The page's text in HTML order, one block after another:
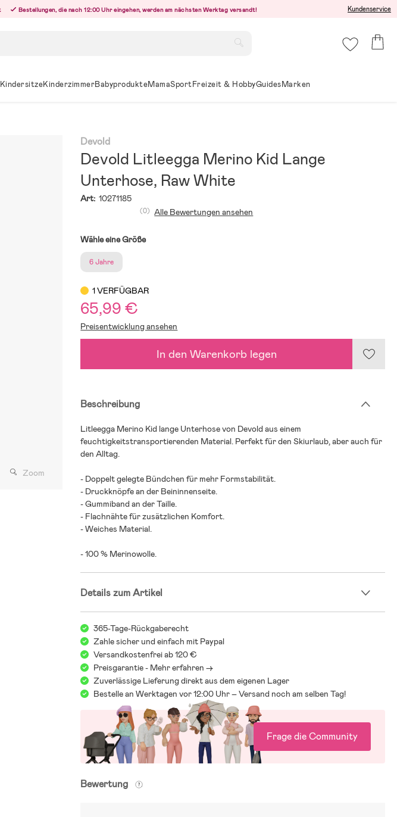
Bestellungen, die nach 12:00 Uhr eingehen, werden am nächsten Werktag versandt! Kundenservice
KindersitzeKinderzimmerBabyprodukteMamaSportFreizeit & HobbyGuidesMarken
Zoom
Devold
Devold Litleegga Merino Kid Lange
Unterhose, Raw White
Art: 10271185
(0) Alle Bewertungen ansehen
Wähle eine Größe
6 Jahre
1 VERFÜGBAR
65,99 €
Preisentwicklung ansehen
In den Warenkorb legen
Beschreibung
Litleegga Merino Kid lange Unterhose von Devold aus einem
feuchtigkeitstransportierenden Material. Perfekt für den Skiurlaub, aber auch für
den Alltag.
- Doppelt gelegte Bündchen für mehr Formstabilität.
- Druckknöpfe an der Beininnenseite.
- Gummiband an der Taille.
- Flachnähte für zusätzlichen Komfort.
- Weiches Material.
- 100 % Merinowolle.
Details zum Artikel
365-Tage-Rückgaberecht
Zahle sicher und einfach mit Paypal
Versandkostenfrei ab 120 €
Preisgarantie - Mehr erfahren ->
Zuverlässige Lieferung direkt aus dem eigenen Lager
Bestelle an Werktagen vor 12:00 Uhr – Versand noch am selben Tag!
Frage die Community
Bewertung